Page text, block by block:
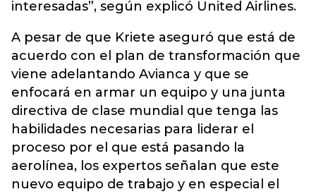
interesadas”, según explicó United Airlines.
A pesar de que Kriete aseguró que está de
acuerdo con el plan de transformación que
viene adelantando Avianca y que se
enfocará en armar un equipo y una junta
directiva de clase mundial que tenga las
habilidades necesarias para liderar el
proceso por el que está pasando la
aerolínea, los expertos señalan que este
nuevo equipo de trabajo y en especial el